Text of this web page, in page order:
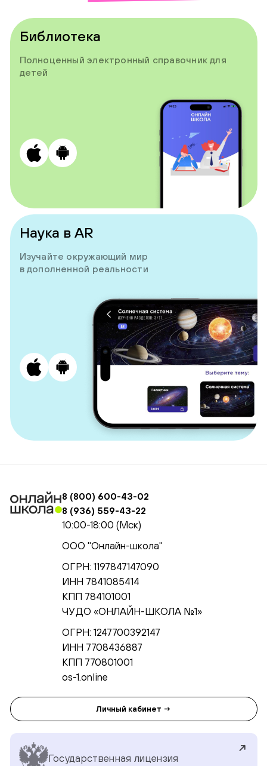
Библиотека
Полноценный электронный справочник для
детей
Наука в AR
Изучайте окружающий мир
в дополненной реальности
8 (800) 600-43-02
8 (936) 559-43-22
10:00-18:00 (Мск)
ООО "Онлайн-школа"
ОГРН: 1197847147090
ИНН 7841085414
КПП 784101001
ЧУ ДО «ОНЛАЙН-ШКОЛА №1»
ОГРН: 1247700392147
ИНН 7708436887
КПП 770801001
os-1.online
Личный кабинет →
Государственная лицензия